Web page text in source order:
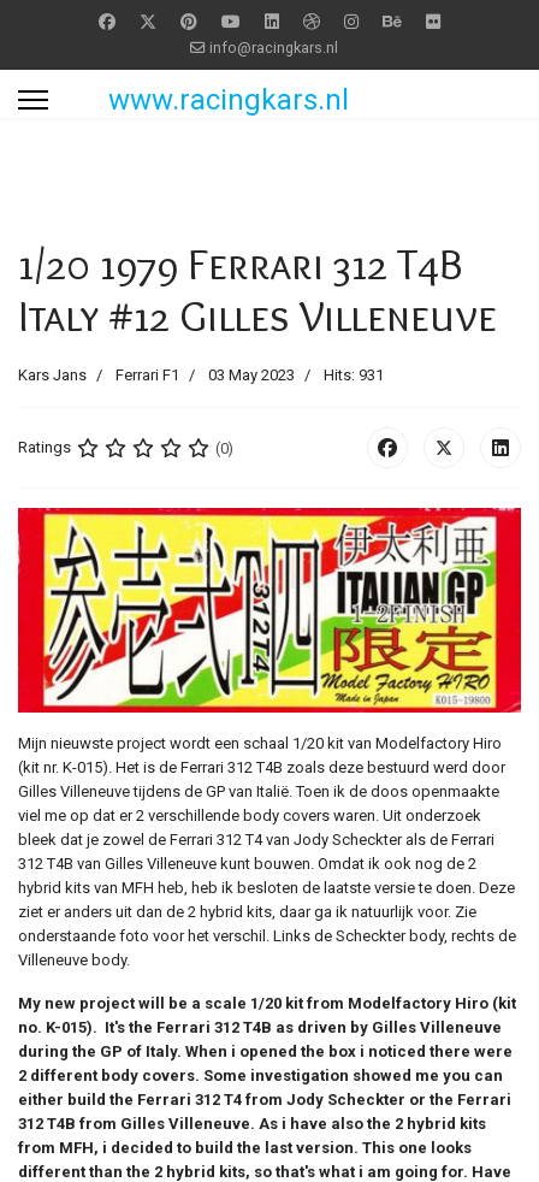
info@racingkars.nl
www.racingkars.nl
1/20 1979 Ferrari 312 T4B
Italy #12 Gilles Villeneuve
Kars Jans Ferrari F1 03 May 2023 Hits: 931
Ratings (0)
Mijn nieuwste project wordt een schaal 1/20 kit van Modelfactory Hiro
(kit nr. K-015). Het is de Ferrari 312 T4B zoals deze bestuurd werd door
Gilles Villeneuve tijdens de GP van Italië. Toen ik de doos openmaakte
viel me op dat er 2 verschillende body covers waren. Uit onderzoek
bleek dat je zowel de Ferrari 312 T4 van Jody Scheckter als de Ferrari
312 T4B van Gilles Villeneuve kunt bouwen. Omdat ik ook nog de 2
hybrid kits van MFH heb, heb ik besloten de laatste versie te doen. Deze
ziet er anders uit dan de 2 hybrid kits, daar ga ik natuurlijk voor. Zie
onderstaande foto voor het verschil. Links de Scheckter body, rechts de
Villeneuve body.
My new project will be a scale 1/20 kit from Modelfactory Hiro (kit
no. K-015). It's the Ferrari 312 T4B as driven by Gilles Villeneuve
during the GP of Italy. When i opened the box i noticed there were
2 different body covers. Some investigation showed me you can
either build the Ferrari 312 T4 from Jody Scheckter or the Ferrari
312 T4B from Gilles Villeneuve. As i have also the 2 hybrid kits
from MFH, i decided to build the last version. This one looks
different than the 2 hybrid kits, so that's what i am going for. Have